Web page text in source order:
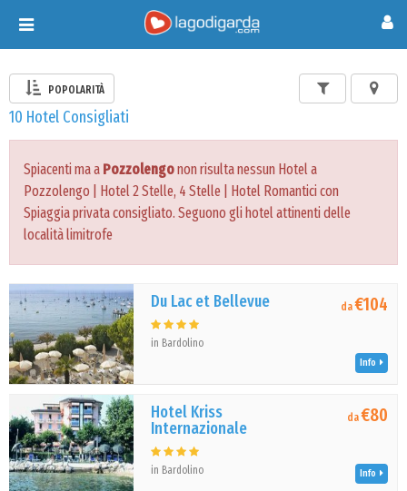
Toggle
navigation
POPOLARITÀ
10 Hotel Consigliati
Spiacenti ma a Pozzolengonon risulta nessun Hotel a
Pozzolengo | Hotel 2 Stelle, 4 Stelle | Hotel Romantici con
Spiaggia privata consigliato. Seguono gli hotel attinenti delle
località limitrofe
Du Lac et Bellevue
in Bardolino
da€104
Info
Hotel Kriss
Internazionale
in Bardolino
da€80
Info